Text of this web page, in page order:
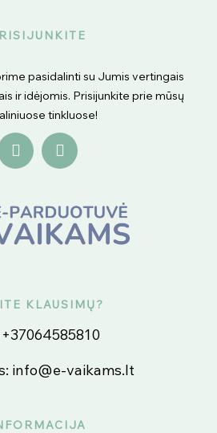
KLAUSIMŲ?
+37064585810
info@e-vaikams.lt
pasidalinti su Jumis vertingais
ir idėjomis. Prisijunkite prie mūsų
tinkluose!